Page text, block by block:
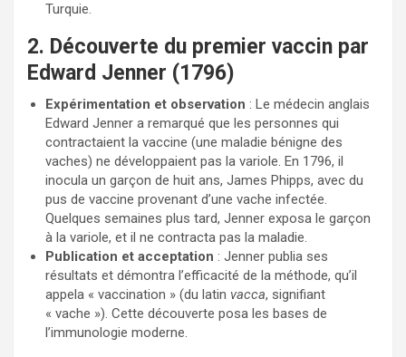
Turquie.
2. Découverte du premier vaccin par
Edward Jenner (1796)
Expérimentation et observation : Le médecin anglais
Edward Jenner a remarqué que les personnes qui
contractaient la vaccine (une maladie bénigne des
vaches) ne développaient pas la variole. En 1796, il
inocula un garçon de huit ans, James Phipps, avec du
pus de vaccine provenant d’une vache infectée.
Quelques semaines plus tard, Jenner exposa le garçon
à la variole, et il ne contracta pas la maladie.
Publication et acceptation : Jenner publia ses
résultats et démontra l’efficacité de la méthode, qu’il
appela « vaccination » (du latin vacca, signifiant
« vache »). Cette découverte posa les bases de
l’immunologie moderne.